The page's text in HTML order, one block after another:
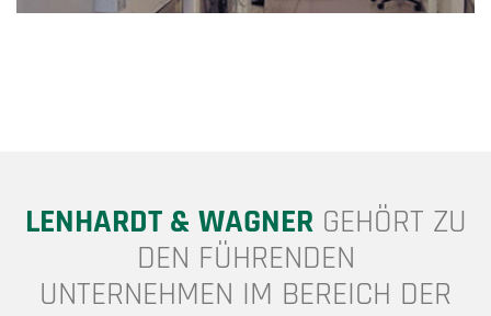
LENHARDT & WAGNERGEHÖRT ZU
DEN FÜHRENDEN
UNTERNEHMEN IM BEREICH DER